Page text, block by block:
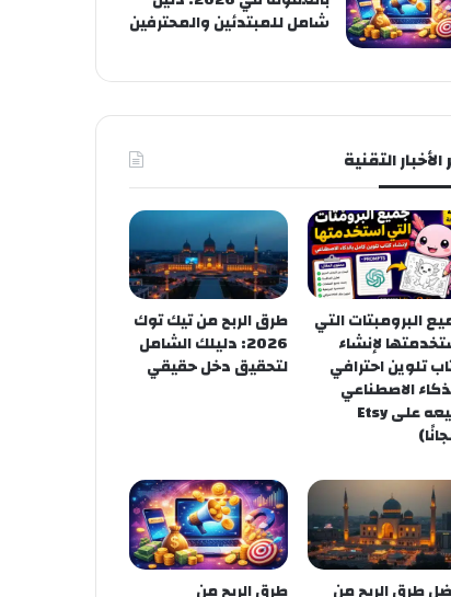
شامل للمبتدئين والمحترفين
الأخبار التقنية
البرومبتات التي
لإنشاء
تلوين احترافي
الاصطناعي
وبيعه على Etsy
طرق الربح من تيك توك
2026: دليلك الشامل
لتحقيق دخل حقيقي
طرق الربح من
طرق الربح من